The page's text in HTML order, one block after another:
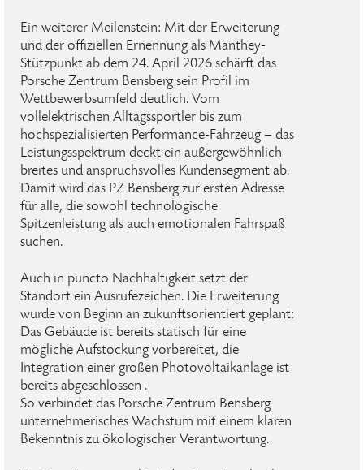
Ein weiterer Meilenstein: Mit der Erweiterung
und der offiziellen Ernennung als Manthey-
Stützpunkt ab dem 24. April 2026 schärft das
Porsche Zentrum Bensberg sein Profil im
Wettbewerbsumfeld deutlich. Vom
vollelektrischen Alltagssportler bis zum
hochspezialisierten Performance-Fahrzeug – das
Leistungsspektrum deckt ein außergewöhnlich
breites und anspruchsvolles Kundensegment ab.
Damit wird das PZ Bensberg zur ersten Adresse
für alle, die sowohl technologische
Spitzenleistung als auch emotionalen Fahrspaß
suchen.
Auch in puncto Nachhaltigkeit setzt der
Standort ein Ausrufezeichen. Die Erweiterung
wurde von Beginn an zukunftsorientiert geplant:
Das Gebäude ist bereits statisch für eine
mögliche Aufstockung vorbereitet, die
Integration einer großen Photovoltaikanlage ist
bereits abgeschlossen .
So verbindet das Porsche Zentrum Bensberg
unternehmerisches Wachstum mit einem klaren
Bekenntnis zu ökologischer Verantwortung.